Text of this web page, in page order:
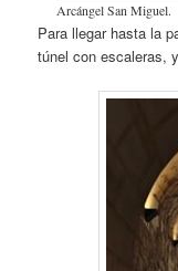
Arcángel San Miguel.
Para llegar hasta la
túnel con escaleras,